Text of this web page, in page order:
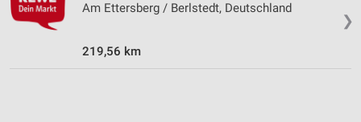
❯
Am Ettersberg / Berlstedt, Deutschland
219,56 km
Messung der Performance von Inhalten
Analyse von Zielgruppen durch Statistiken oder